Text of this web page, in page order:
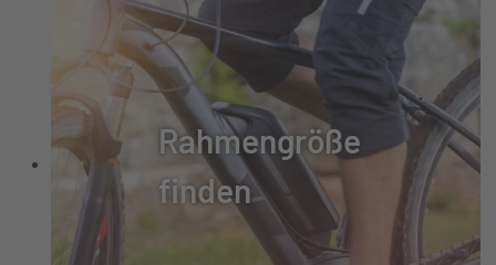
Rahmengröße
finden